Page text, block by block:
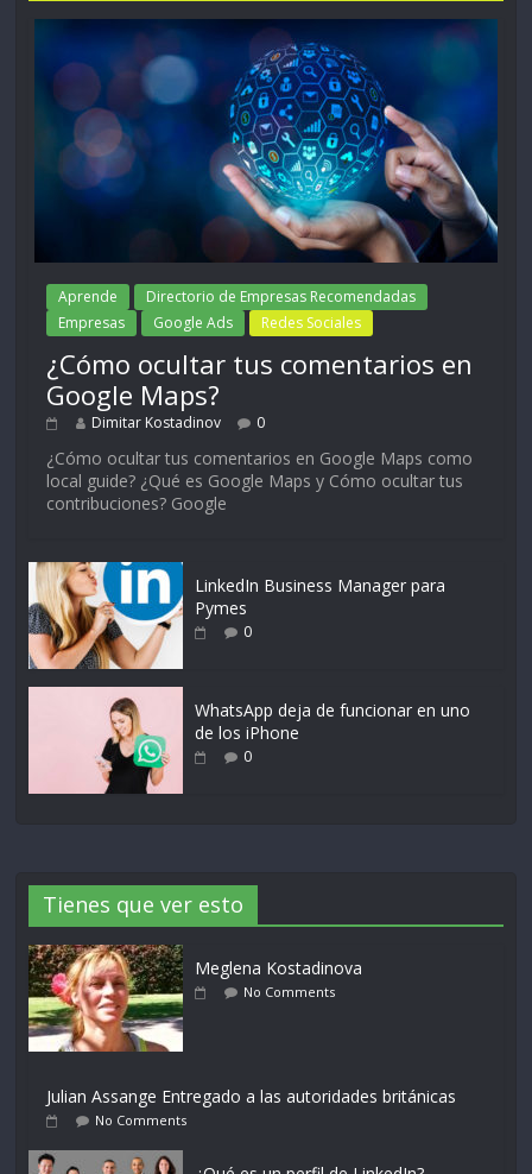
Aprende
Directorio de Empresas Recomendadas
Empresas
Google Ads Redes Sociales
¿Cómo ocultar tus comentarios en
Google Maps?
Dimitar Kostadinov 0
¿Cómo ocultar tus comentarios en Google Maps como
local guide? ¿Qué es Google Maps y Cómo ocultar tus
contribuciones? Google
LinkedIn Business Manager para
Pymes
0
WhatsApp deja de funcionar en uno
de los iPhone
0
Tienes que ver esto
Meglena Kostadinova
No Comments
Julian Assange Entregado a las autoridades británicas
No Comments